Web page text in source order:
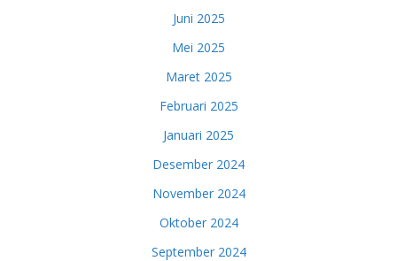
Juni 2025
Mei 2025
Maret 2025
Februari 2025
Januari 2025
Desember 2024
November 2024
Oktober 2024
September 2024